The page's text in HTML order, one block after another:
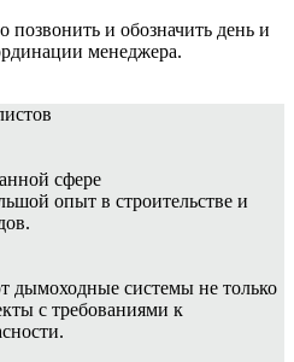
позвонить и обозначить день и
менеджера.
сфере
опыт в строительстве и
дымоходные системы не только
с требованиями к